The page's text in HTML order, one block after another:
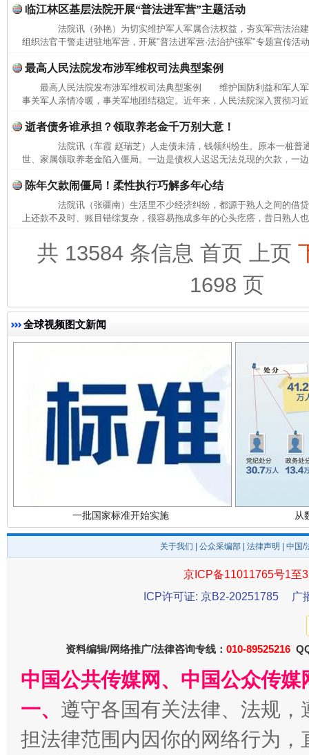
临江林区基层法院开展“普法进军营”主题活动
法院讯（孙艳）为切实维护军人军属合法权益，夯实军营法治
组织法官干警走进驻地军营，开展"普法进军营·法治护强军"专题宣传活
最高人民法院发布涉军维权司法典型案例
最高人民法院发布涉军维权司法典型案例 维护国防利益和军人军
事关军人亲情冷暖，事关军地团结稳定。近年来，人民法院深入贯彻习
逝者债务谁承担？领取养老金千万别大意！
法院讯（车霞 赵瑞芝）人走债未清，钱领纠纷生。原本一桩普
世、家属领取养老金陷入僵局。一边是债权人迟迟无法兑现的欠款，一
陈年欠款闹僵局！柔性执行巧解多年心结
法院讯（张疆南）生活里不少经济纠纷，都源于熟人之间的借
上还款不及时、账目错综复杂，很容易拖成多年的心头疙瘩，昔日熟人
共 13584 条信息 首页 上页
1698 页
全球视频图文新闻
完善运行机制助力责任有效落实
法徽映军营 权益有保障
一批国家标准开始实施 从
关于我们 公众采编部 法律声明 | 中国
京ICP备11011765号1至
ICP许可证: 京B2-20251785
广
资料编辑/网络推广/法律咨询专线： 010-89525216
中国公共传媒网、中国公众传
一、 遵守各国有关法律、法规
担法律范围内因你的网络行为